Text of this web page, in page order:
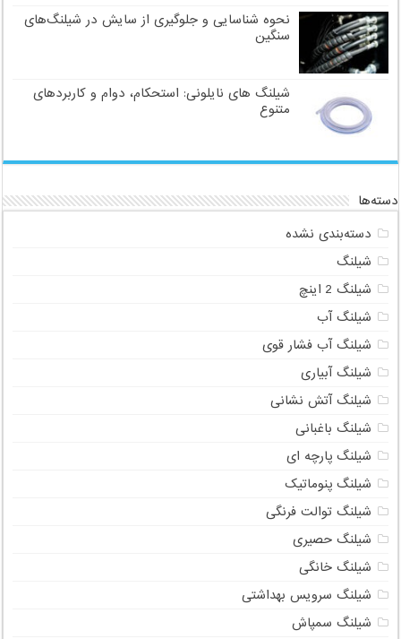
نحوه شناسایی و جلوگیری از سایش در شیلنگ‌های
سنگین
شیلنگ های نایلونی: استحکام، دوام و کاربردهای
متنوع
دسته‌ها
دسته‌بندی نشده
شیلنگ
شیلنگ 2 اینچ
شیلنگ آب
شیلنگ آب فشار قوی
شیلنگ آبیاری
شیلنگ آتش نشانی
شیلنگ باغبانی
شیلنگ پارچه ای
شیلنگ پنوماتیک
شیلنگ توالت فرنگی
شیلنگ حصیری
شیلنگ خانگی
شیلنگ سرویس بهداشتی
شیلنگ سمپاش